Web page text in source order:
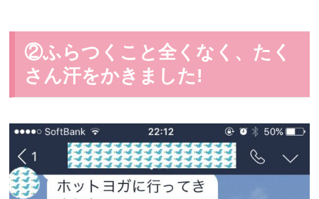
②ふらつくこと全くなく、たく
さん汗をかきました!